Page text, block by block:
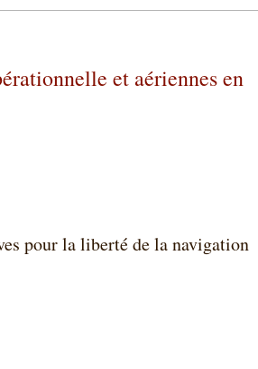
et aériennes en
pour la liberté de la navigation